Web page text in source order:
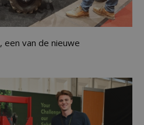
, een van de nieuwe